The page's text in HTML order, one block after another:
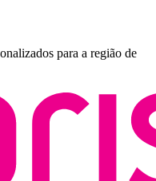
para a região de